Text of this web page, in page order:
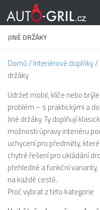
Skip to content
JINÉ DRŽÁKY
Domů/Interiérové doplňky/
držáky
Udržet mobil, klíče nebo
problém – s praktickými a
Jiné držáky. Ty doplňují
možnosti úpravy interiéru
uchycení pro předměty,
chytré řešení pro ukládání
přehledné a funkční
na každé cestě.
Proč vybrat z této kategorie